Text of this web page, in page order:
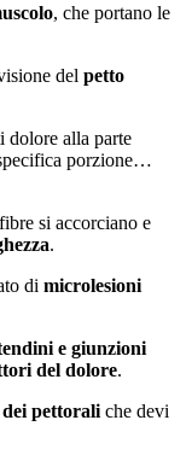
, che portano le
del petto
dolore alla parte
porzione…
si accorciano e
.
di microlesioni
e giunzioni
del dolore.
pettorali che devi